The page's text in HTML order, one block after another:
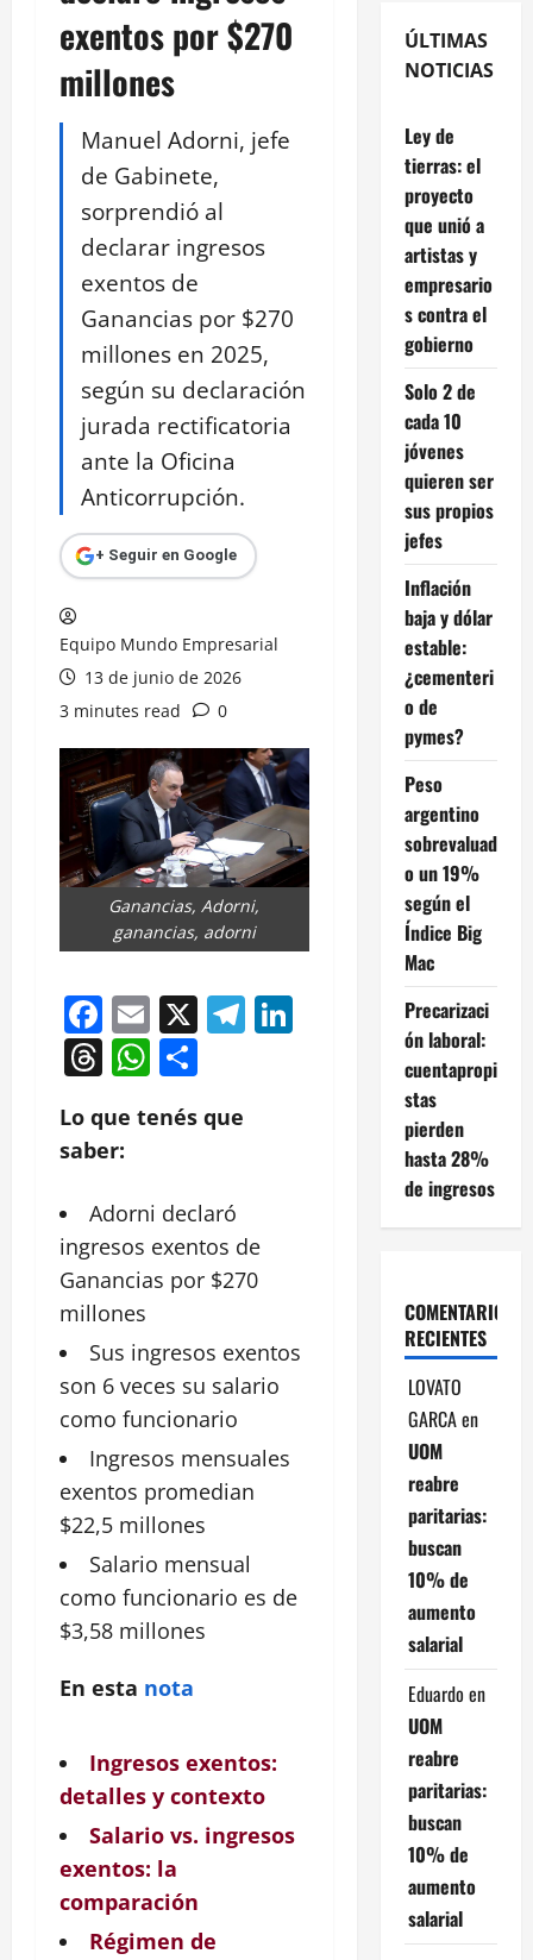
exentos por $270
millones
Manuel Adorni, jefe
de Gabinete,
sorprendió al
declarar ingresos
exentos de
Ganancias por $270
millones en 2025,
según su declaración
jurada rectificatoria
ante la Oficina
Anticorrupción.
+ Seguir en Google
Equipo Mundo Empresarial
13 de junio de 2026
3 minutes read
0
Ganancias, Adorni,
ganancias, adorni
Facebook
Email
X Telegram
LinkedIn
Threads
WhatsApp
Lo que tenés que
saber:
Adorni declaró
ingresos exentos de
Ganancias por $270
millones
Sus ingresos exentos
son 6 veces su salario
como funcionario
Ingresos mensuales
exentos promedian
$22,5 millones
Salario mensual
como funcionario es de
$3,58 millones
En esta nota
Ingresos exentos:
detalles y contexto
Salario vs. ingresos
exentos: la
comparación
Régimen de
ÚLTIMAS
NOTICIAS
Ley de
tierras: el
proyecto
que unió a
artistas y
empresario
s contra el
gobierno
Solo 2 de
cada 10
jóvenes
quieren ser
sus propios
jefes
Inflación
baja y dólar
estable:
¿cementeri
o de
pymes?
Peso
argentino
sobrevaluad
o un 19%
según el
Índice Big
Mac
Precarizaci
ón laboral:
cuentapropi
stas
pierden
hasta 28%
de ingresos
COMENTARIOS
RECIENTES
LOVATO
GARCAen
UOM
reabre
paritarias:
buscan
10% de
aumento
salarial
Eduardo en
UOM
reabre
paritarias:
buscan
10% de
aumento
salarial